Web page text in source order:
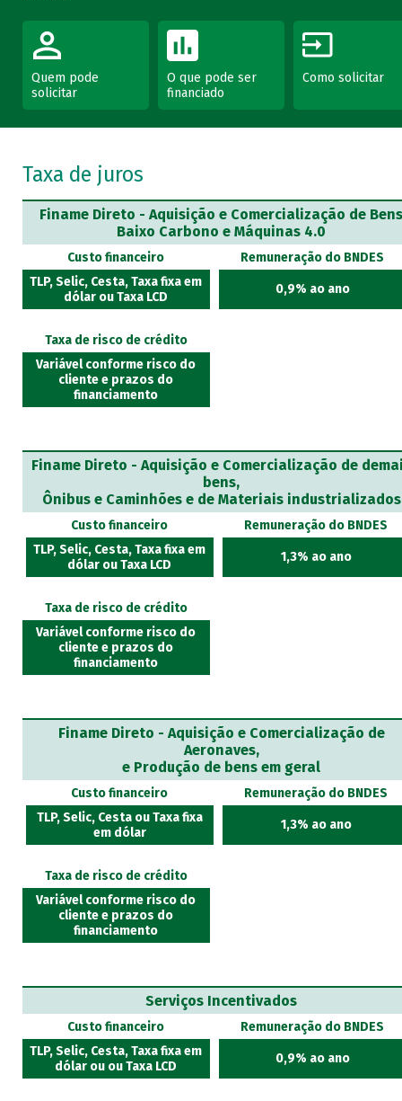
Quem pode
solicitar
O que pode ser
financiado
Como solicitar
Taxa de juros
Finame Direto - Aquisição e Comercialização de Bens
Baixo Carbono e Máquinas 4.0
Custo financeiro
TLP, Selic, Cesta, Taxa fixa em
dólar ou Taxa LCD
Remuneração do BNDES
0,9% ao ano
Taxa de risco de crédito
Variável conforme risco do
cliente e prazos do
financiamento
Finame Direto - Aquisição e Comercialização de
bens,
Ônibus e Caminhões e de Materiais industrializados
Custo financeiro
TLP, Selic, Cesta, Taxa fixa em
dólar ou Taxa LCD
Remuneração do BNDES
1,3% ao ano
Taxa de risco de crédito
Variável conforme risco do
cliente e prazos do
financiamento
Finame Direto - Aquisição e Comercialização de
Aeronaves,
e Produção de bens em geral
Custo financeiro
TLP, Selic, Cesta ou Taxa fixa
em dólar
Remuneração do BNDES
1,3% ao ano
Taxa de risco de crédito
Variável conforme risco do
cliente e prazos do
financiamento
Serviços Incentivados
Custo financeiro
TLP, Selic, Cesta, Taxa fixa em
dólar ou ou Taxa LCD
Remuneração do BNDES
0,9% ao ano